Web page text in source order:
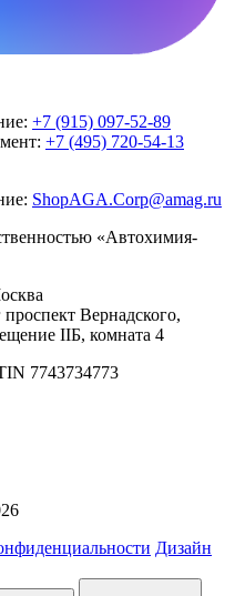
+7 (915) 097-52-89
+7 (495) 720-54-13
ShopAGA.Corp@amag.ru
«Автохимия-
Вернадского,
IIБ, комната 4
7743734773
Дизайн